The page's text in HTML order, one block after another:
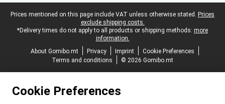
Legal footer
Prices mentioned on this page include VAT unless otherwise stated. Prices
exclude shipping costs.
*Delivery times do not apply to all products or shipping methods: more
information.
About Gomibo.mt
Privacy Imprint
Cookie Preferences
Terms and conditions
© 2026 Gomibo.mt
Cookie Preferences